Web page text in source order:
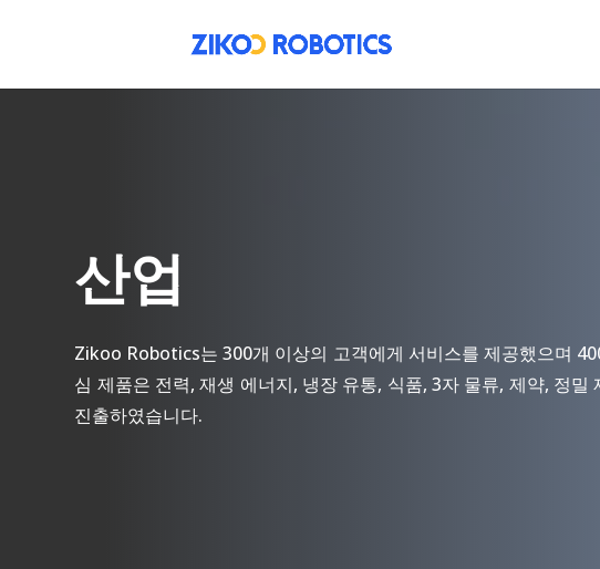
산업
Zikoo Robotics는 300개 이상의 고객에게 서비스를 제공했으며
심 제품은 전력, 재생 에너지, 냉장 유통, 식품, 3자 물류, 제약, 정
진출하였습니다.